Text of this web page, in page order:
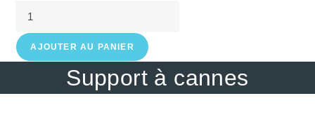
AJOUTER AU PANIER
Support à cannes